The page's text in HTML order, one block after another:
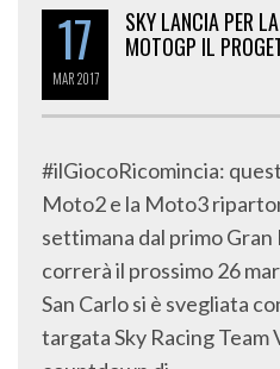
17
MAR2017
SKY LANCIA PER
MOTOGP IL
#ilGiocoRicomincia:
Moto2 e la Moto3
settimana dal primo Gran
correrà il prossimo 26
San Carlo si è svegliata
targata Sky Racing Team